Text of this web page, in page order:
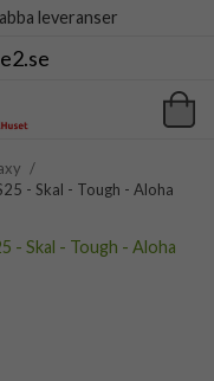
leveranser
/
- Skal - Tough - Aloha